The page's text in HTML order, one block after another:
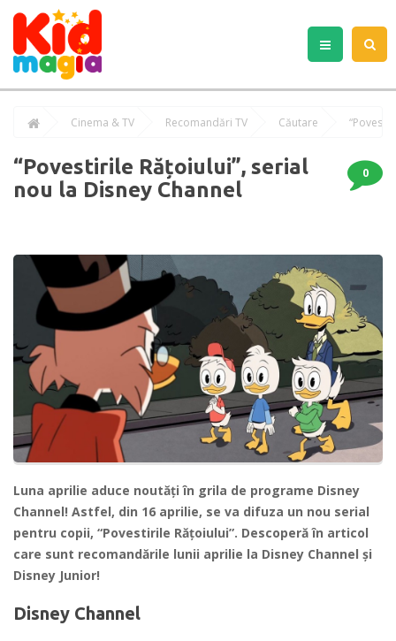
Cinema & TV Recomandări TV Căutare
“Povestirile Rățoiului”, serial
nou la Disney Channel
0
Luna aprilie aduce noutăți în grila de programe Disney
Channel! Astfel, din 16 aprilie, se va difuza un nou serial
pentru copii, “Povestirile Rățoiului”. Descoperă în articol
care sunt recomandările lunii aprilie la Disney Channel și
Disney Junior!
Disney Channel